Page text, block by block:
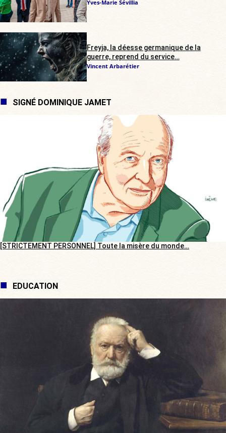
Yves-Marie Sévillia
Freyja, la déesse germanique de la
guerre, reprend du service…
Vincent Arbarétier
SIGNÉ DOMINIQUE JAMET
[STRICTEMENT PERSONNEL] Toute la misère du monde…
EDUCATION